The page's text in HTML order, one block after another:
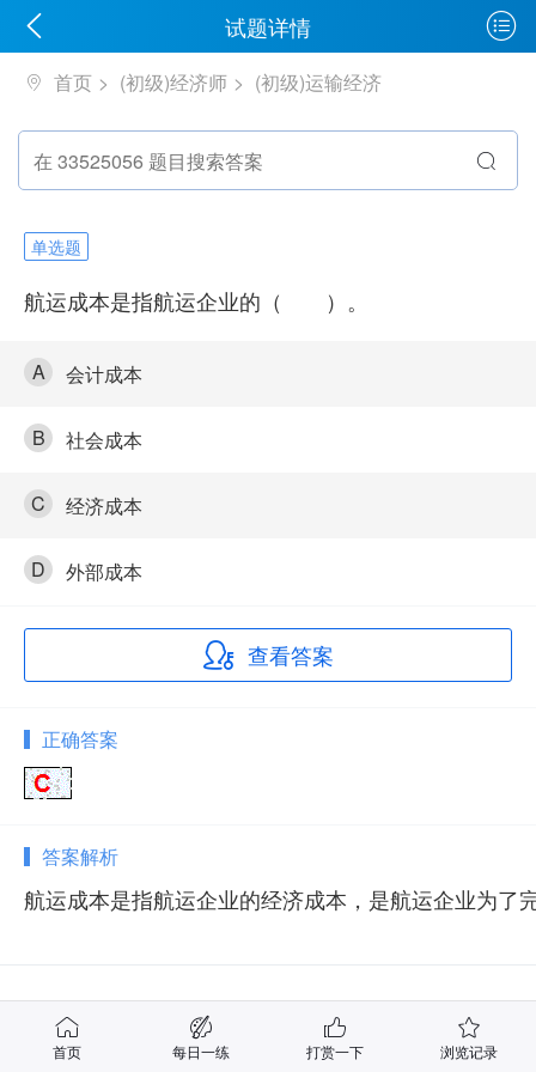
试题详情
首页 (初级)经济师 (初级)运输经济
单选题
航运成本是指航运企业的（ ）。
A 会计成本
B 社会成本
C 经济成本
D 外部成本
查看答案
正确答案
答案解析
航运成本是指航运企业的经济成本，是航运企业为了
相关试题
首页 每日一练 打赏一下 浏览记录